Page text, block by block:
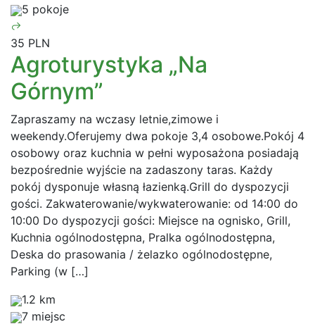
5 pokoje
35 PLN
Agroturystyka „Na
Górnym”
Zapraszamy na wczasy letnie,zimowe i
weekendy.Oferujemy dwa pokoje 3,4 osobowe.Pokój 4
osobowy oraz kuchnia w pełni wyposażona posiadają
bezpośrednie wyjście na zadaszony taras. Każdy
pokój dysponuje własną łazienką.Grill do dyspozycji
gości. Zakwaterowanie/wykwaterowanie: od 14:00 do
10:00 Do dyspozycji gości: Miejsce na ognisko, Grill,
Kuchnia ogólnodostępna, Pralka ogólnodostępna,
Deska do prasowania / żelazko ogólnodostępne,
Parking (w […]
1.2 km
7 miejsc